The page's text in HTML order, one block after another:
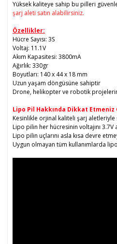
Yüksek kaliteye sahip bu pilleri
şarj aleti satın alabilirsiniz.
Özellikler:
Hücre Sayısı: 3S
Voltaj: 11.1V
Akım Kapasitesi: 3800mA
Ağırlık: 330gr
Boyutları: 140 x 44 x 18 mm
Uzun yaşam döngüsüne sahiptir
Drone, helikopter ve robotik
Lipo Pil Hakkında Dikkat
Kesinlikle orjinal kaliteli şarj aletleriyle
Lipo pilin her hücresinin voltajını 3.7V
Lipo pilin uçlarını asla kısa devre
Uygun olmayan tüm kullanımlarda